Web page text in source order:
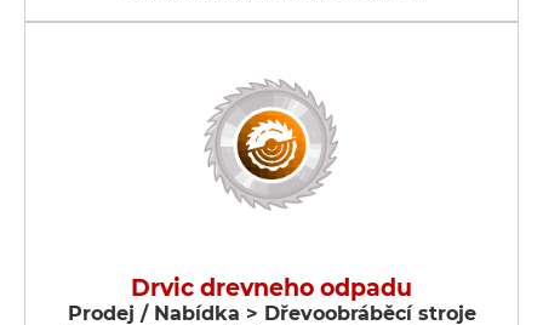
Drvic drevneho odpadu
Prodej / Nabídka > Dřevoobráběcí stroje